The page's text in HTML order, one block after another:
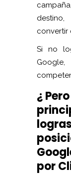
convertir
Si no
¿
por